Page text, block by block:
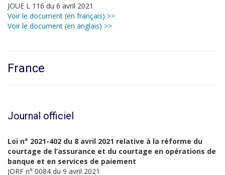
JOUE L 116 du 6 avril 2021
Voir le document (en français) >>
Voir le document (en anglais) >>
France
Journal officiel
Loi n° 2021-402 du 8 avril 2021 relative à la réforme du
courtage de l’assurance et du courtage en opérations de
banque et en services de paiement
JORF n° 0084 du 9 avril 2021